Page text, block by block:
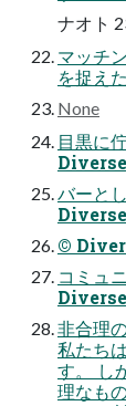
ナオト
マッチ
を捉え
None
目黒に
バーと
©︎
コミュ
非合理
私たち
す。 し
理なも